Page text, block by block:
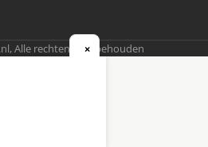
Alle rechten voorbehouden
×